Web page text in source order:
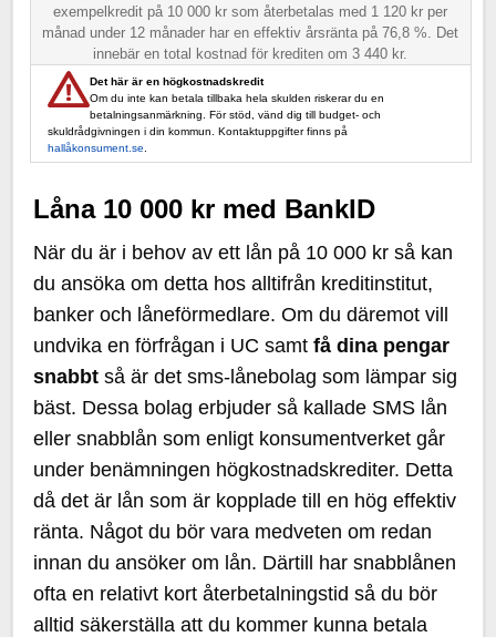
exempelkredit på 10 000 kr som återbetalas med 1 120 kr per
månad under 12 månader har en effektiv årsränta på 76,8 %. Det
innebär en total kostnad för krediten om 3 440 kr.
Det här är en högkostnadskredit
Om du inte kan betala tillbaka hela skulden riskerar du en
betalningsanmärkning. För stöd, vänd dig till budget- och
skuldrådgivningen i din kommun. Kontaktuppgifter finns på
hallåkonsument.se
Låna 10 000 kr med BankID
När du är i behov av ett lån på 10 000 kr så kan
du ansöka om detta hos alltifrån kreditinstitut,
banker och låneförmedlare. Om du däremot vill
undvika en förfrågan i UC samtfå dina pengar
snabbt så är det sms-lånebolag som lämpar sig
bäst. Dessa bolag erbjuder så kallade SMS lån
eller snabblån som enligt konsumentverket går
under benämningen högkostnadskrediter. Detta
då det är lån som är kopplade till en hög effektiv
ränta. Något du bör vara medveten om redan
innan du ansöker om lån. Därtill har snabblånen
ofta en relativt kort återbetalningstid så du bör
alltid säkerställa att du kommer kunna betala